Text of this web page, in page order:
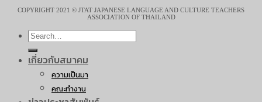
COPYRIGHT 2021 © JTAT JAPANESE LANGUAGE AND CULTURE TEACHERS
ASSOCIATION OF THAILAND
เกี่ยวกับสมาคม
ความเป็นมา
คณะทำงาน